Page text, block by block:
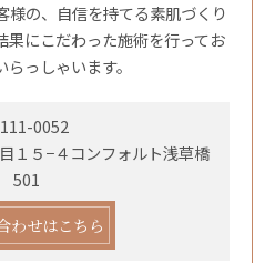
様の、自信を持てる素肌づくり
果にこだわった施術を行ってお
っしゃいます。
0052
１５−４コンフォルト浅草橋
501
わせはこちら